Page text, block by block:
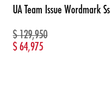
$129,950
$64,975